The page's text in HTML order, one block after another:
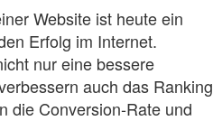
Website ist heute ein
Erfolg im Internet.
nur eine bessere
auch das Ranking
die Conversion‑Rate und